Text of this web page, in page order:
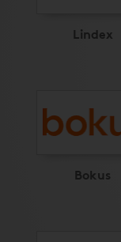
Lindex
Bokus